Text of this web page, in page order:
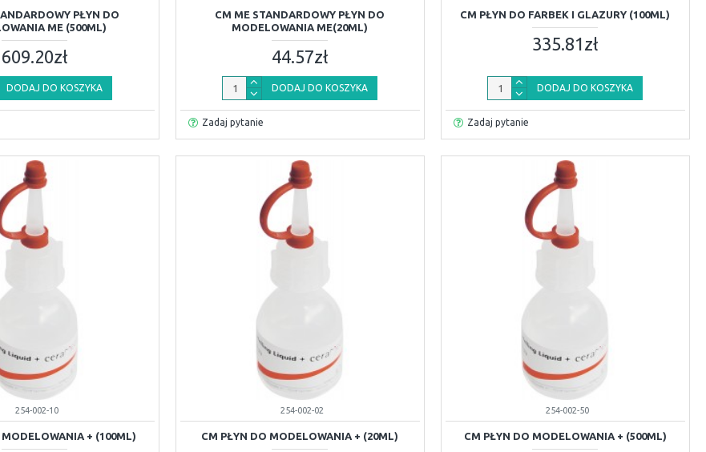
PŁYN DO
ME (500ML)
609.20zł
DODAJ DO KOSZYKA
CM ME STANDARDOWY PŁYN DO
MODELOWANIA ME(20ML)
44.57zł
DODAJ DO KOSZYKA
Zadaj pytanie
CM PŁYN DO FARBEK I GLAZURY (100ML)
335.81zł
DODAJ DO KOSZYKA
Zadaj pytanie
254-002-10
MODELOWANIA + (100ML)
254-002-02
CM PŁYN DO MODELOWANIA + (20ML)
254-002-50
CM PŁYN DO MODELOWANIA + (500ML)